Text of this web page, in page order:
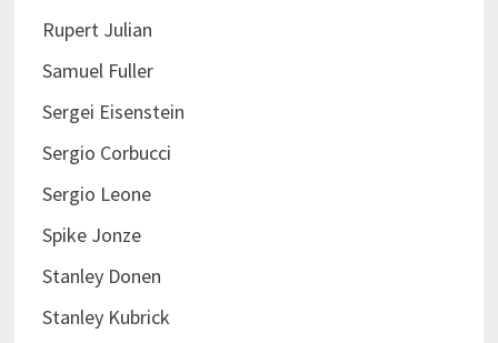
Rupert Julian
Samuel Fuller
Sergei Eisenstein
Sergio Corbucci
Sergio Leone
Spike Jonze
Stanley Donen
Stanley Kubrick